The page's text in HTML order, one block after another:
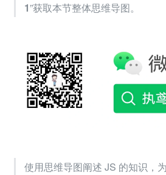
1”获取本节整体思维导图。
使用思维导图阐述 JS 的知识，